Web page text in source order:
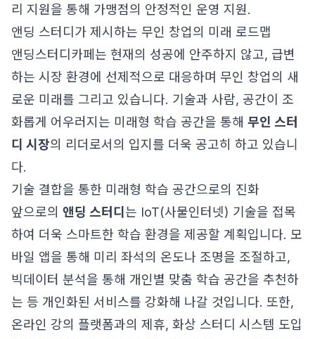
리 지원을 통해 가맹점의 안정적인 운영 지원.
앤딩 스터디가 제시하는 무인 창업의 미래 로드맵
앤딩스터디카페는 현재의 성공에 안주하지 않고, 급변
하는 시장 환경에 선제적으로 대응하며 무인 창업의 새
로운 미래를 그리고 있습니다. 기술과 사람, 공간이 조
화롭게 어우러지는 미래형 학습 공간을 통해 무인 스터
디 시장의 리더로서의 입지를 더욱 공고히 하고 있습니
다.
기술 결합을 통한 미래형 학습 공간으로의 진화
앞으로의 앤딩 스터디 는 IoT(사물인터넷) 기술을 접목
하여 더욱 스마트한 학습 환경을 제공할 계획입니다. 모
바일 앱을 통해 미리 좌석의 온도나 조명을 조절하고,
빅데이터 분석을 통해 개인별 맞춤 학습 공간을 추천하
는 등 개인화된 서비스를 강화해 나갈 것입니다. 또한,
온라인 강의 플랫폼과의 제휴, 화상 스터디 시스템 도입